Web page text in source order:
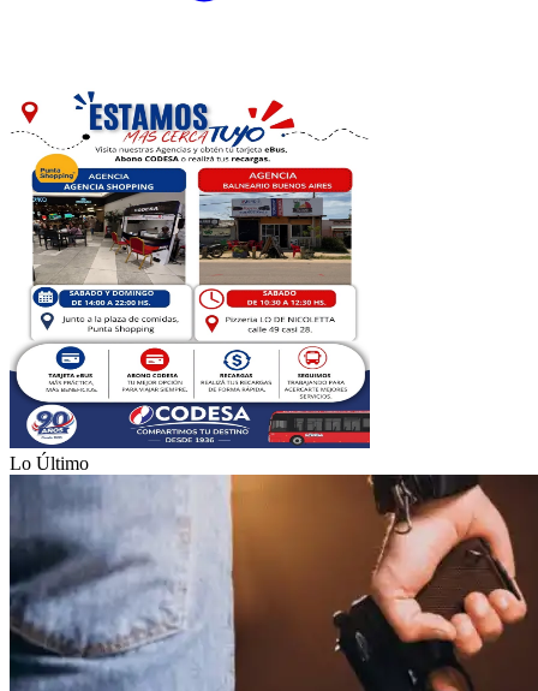
Lo Último